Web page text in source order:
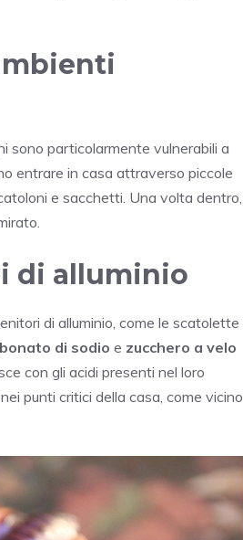
sono particolarmente vulnerabili a
entrare in casa attraverso piccole
e sacchetti. Una volta dentro,
di alluminio
di alluminio, come le scatolette
di sodio e zucchero a velo
con gli acidi presenti nel loro
punti critici della casa, come vicino